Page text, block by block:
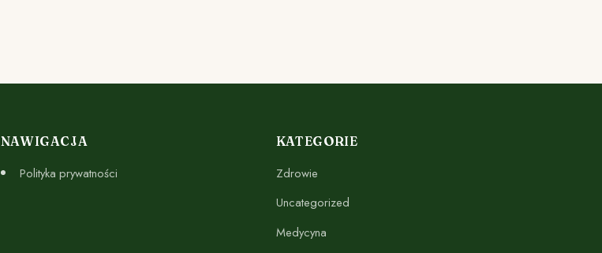
NAWIGACJA
Polityka prywatności
KATEGORIE
Zdrowie
Uncategorized
Medycyna